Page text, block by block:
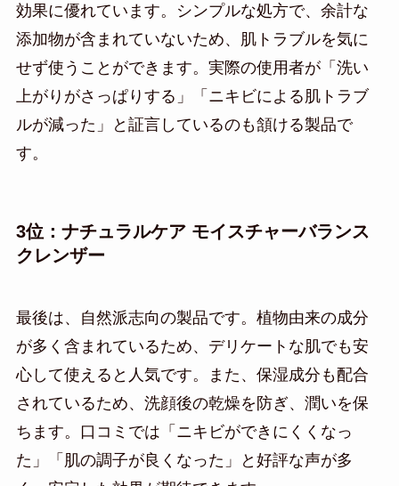
効果に優れています。シンプルな処方で、余計な
添加物が含まれていないため、肌トラブルを気に
せず使うことができます。実際の使用者が「洗い
上がりがさっぱりする」「ニキビによる肌トラブ
ルが減った」と証言しているのも頷ける製品で
す。
3位：ナチュラルケア モイスチャーバランス
クレンザー
最後は、自然派志向の製品です。植物由来の成分
が多く含まれているため、デリケートな肌でも安
心して使えると人気です。また、保湿成分も配合
されているため、洗顔後の乾燥を防ぎ、潤いを保
ちます。口コミでは「ニキビができにくくなっ
た」「肌の調子が良くなった」と好評な声が多